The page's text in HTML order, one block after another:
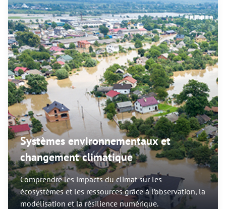
Systèmes environnementaux et
changement climatique
Comprendre les impacts du climat sur les
écosystèmes et les ressources grâce à l’observation, la
modélisation et la résilience numérique.